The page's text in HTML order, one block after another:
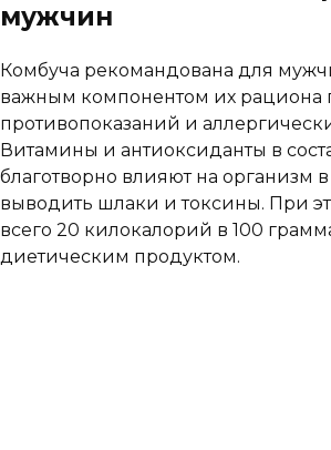
мужчин
Комбуча рекомандована для
важным компонентом их рациона
противопоказаний и
Витамины и антиоксиданты в
благотворно влияют на организм
выводить шлаки и токсины. При
всего 20 килокалорий в 100
диетическим продуктом.